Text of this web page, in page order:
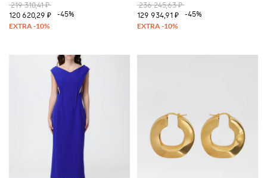
219 310,41 ₽
120 620,29 ₽
-45%
236 245,63 ₽
129 934,91 ₽
-45%